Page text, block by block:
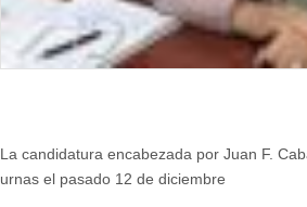
La candidatura encabezada por Juan F.
urnas el pasado 12 de diciembre